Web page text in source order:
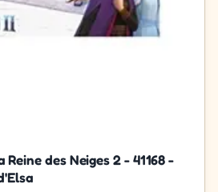
Reine des Neiges 2 - 41168 -